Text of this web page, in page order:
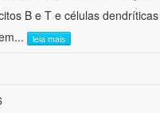
B e T e células dendríticas
... leia mais